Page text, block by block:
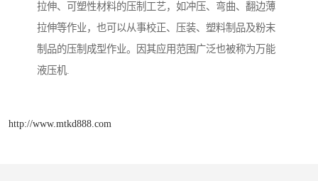
拉伸、可塑性材料的压制工艺，如冲压、弯曲、翻边薄
拉伸等作业，也可以从事校正、压装、塑料制品及粉末
制品的压制成型作业。因其应用范围广泛也被称为万能
液压机.
http://www.mtkd888.com